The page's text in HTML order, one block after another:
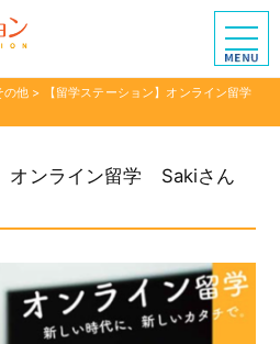
の他 >
【留学ステーション】オンライン留学
オンライン留学 Sakiさん